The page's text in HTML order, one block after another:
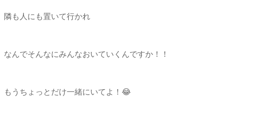
隣も人にも置いて行かれ
なんでそんなにみんなおいていくんですか！！
もうちょっとだけ一緒にいてよ！😂